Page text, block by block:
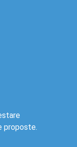
proposte.